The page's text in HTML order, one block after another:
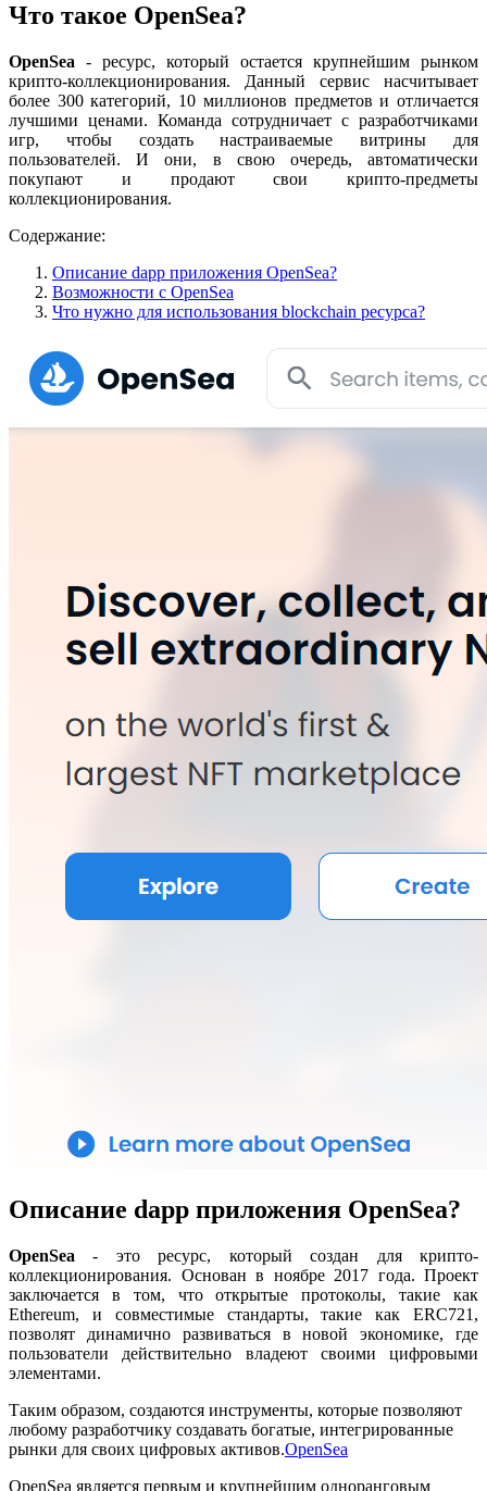
Что такое OpenSea?
OpenSea - ресурс, который остается крупнейшим рынком
крипто-коллекционирования. Данный сервис насчитывает
более 300 категорий, 10 миллионов предметов и отличается
лучшими ценами. Команда сотрудничает с разработчиками
игр, чтобы создать настраиваемые витрины для
пользователей. И они, в свою очередь, автоматически
покупают и продают свои крипто-предметы
коллекционирования.
Содержание:
Описание dapp приложения OpenSea?
Возможности с OpenSea
Что нужно для использования blockchain ресурса?
Описание dapp приложения OpenSea?
OpenSea - это ресурс, который создан для крипто-
коллекционирования. Основан в ноябре 2017 года. Проект
заключается в том, что открытые протоколы, такие как
Ethereum, и совместимые стандарты, такие как ERC721,
позволят динамично развиваться в новой экономике, где
пользователи действительно владеют своими цифровыми
элементами.
Таким образом, создаются инструменты, которые позволяют
любому разработчику создавать богатые, интегрированные
рынки для своих цифровых активов.OpenSea
OpenSea является первым и крупнейшим одноранговым